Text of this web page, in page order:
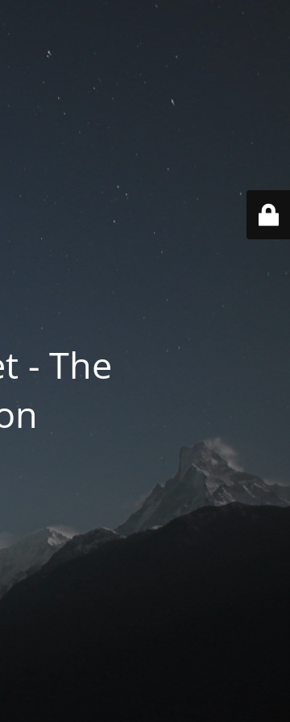
- The